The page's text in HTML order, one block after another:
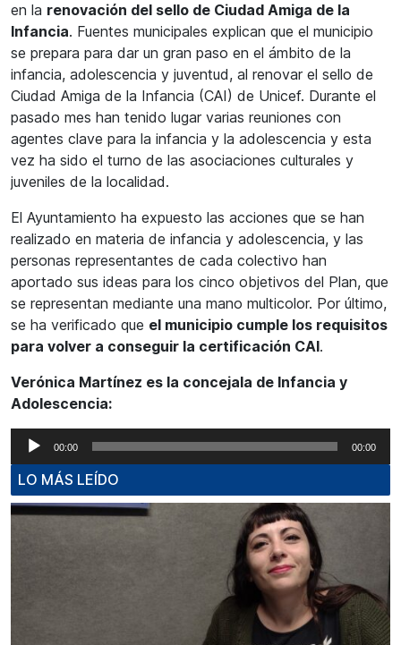
en la renovación del sello de Ciudad Amiga de la
Infancia. Fuentes municipales explican que el municipio
se prepara para dar un gran paso en el ámbito de la
infancia, adolescencia y juventud, al renovar el sello de
Ciudad Amiga de la Infancia (CAI) de Unicef. Durante el
pasado mes han tenido lugar varias reuniones con
agentes clave para la infancia y la adolescencia y esta
vez ha sido el turno de las asociaciones culturales y
juveniles de la localidad.
El Ayuntamiento ha expuesto las acciones que se han
realizado en materia de infancia y adolescencia, y las
personas representantes de cada colectivo han
aportado sus ideas para los cinco objetivos del Plan, que
se representan mediante una mano multicolor. Por último,
se ha verificado que el municipio cumple los requisitos
para volver a conseguir la certificación CAI.
Verónica Martínez es la concejala de Infancia y
Adolescencia:
Reproductor
de
audio
00:00 00:00
LO MÁS LEÍDO